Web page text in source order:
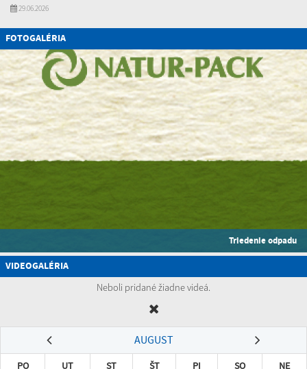
29.06.2026
FOTOGALÉRIA
Triedenie odpadu
VIDEOGALÉRIA
Neboli pridané žiadne videá.
AUGUST
PO UT ST ŠT PI SO
NE